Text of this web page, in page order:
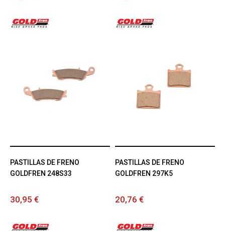
PASTILLAS DE FRENO
GOLDFREN 248S33
30,95 €
PASTILLAS DE FRENO
GOLDFREN 297K5
20,76 €